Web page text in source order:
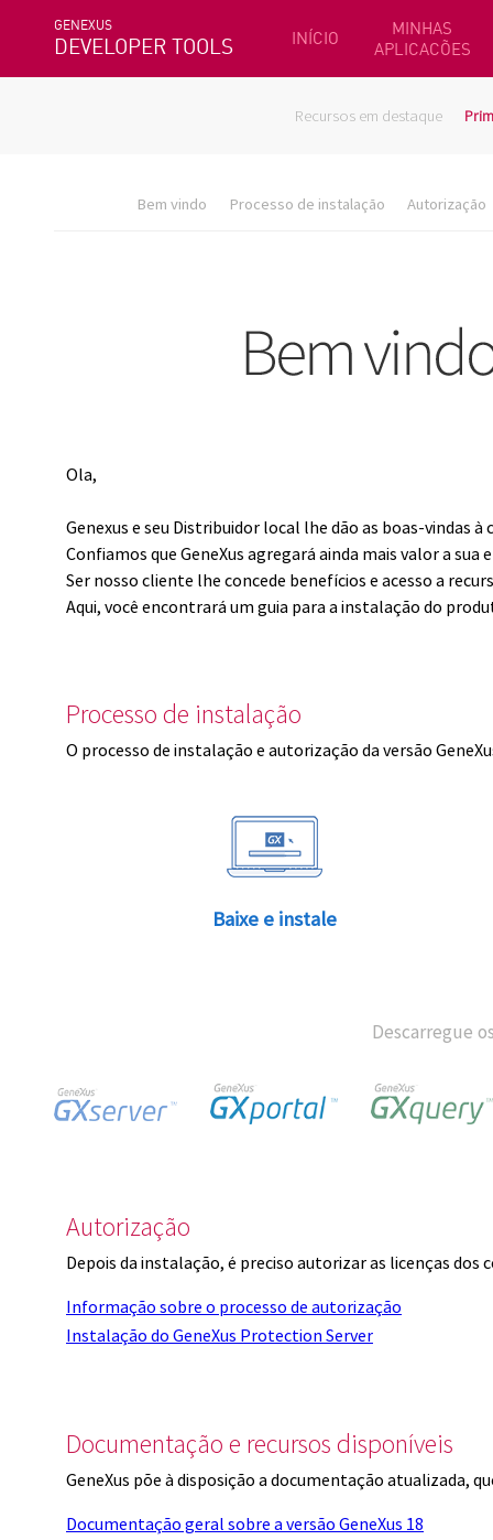
GENEXUS
DEVELOPER TOOLS INÍCIO
MINHAS
APLICACÕES
Recursos em destaque
Bem vindo Processo de instalação Autorização
Ola,
Genexus e seu Distribuidor local lhe dão as boas-vindas à
Confiamos que GeneXus agregará ainda mais valor a
Ser nosso cliente lhe concede benefícios e acesso a
Aqui, você encontrará um guia para a instalação do
Processo de instalação
O processo de instalação e autorização da versão
Baixe e instale
Descarregue
Autorização
Depois da instalação, é preciso autorizar as licenças dos
Informação sobre o processo de autorização
Instalação do GeneXus Protection Server
Documentação e recursos disponíveis
GeneXus põe à disposição a documentação atualizada,
Documentação geral sobre a versão GeneXus 18